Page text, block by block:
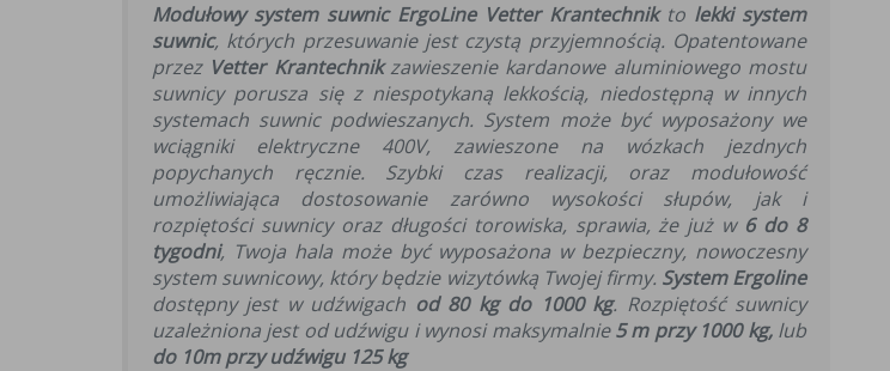
Modułowy system suwnic ErgoLine Vetter Krantechnikto lekki system
suwnic, których przesuwanie jest czystą przyjemnością. Opatentowane
przez Vetter Krantechnikzawieszenie kardanowe aluminiowego mostu
suwnicy porusza się z niespotykaną lekkością, niedostępną w innych
systemach suwnic podwieszanych. System może być wyposażony we
wciągniki elektryczne 400V, zawieszone na wózkach jezdnych
popychanych ręcznie. Szybki czas realizacji, oraz modułowość
umożliwiająca dostosowanie zarówno wysokości słupów, jak i
rozpiętości suwnicy oraz długości torowiska, sprawia, że już w 6 do 8
tygodni, Twoja hala może być wyposażona w bezpieczny, nowoczesny
system suwnicowy, który będzie wizytówką Twojej firmy. System Ergoline
dostępny jest w udźwigach od 80 kg do 1000 kg. Rozpiętość suwnicy
uzależniona jest od udźwigu i wynosi maksymalnie5 m przy 1000 kg, lub
do 10m przy udźwigu 125 kg